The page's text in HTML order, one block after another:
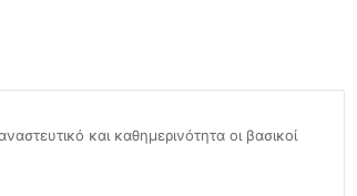
και καθημερινότητα οι βασικοί